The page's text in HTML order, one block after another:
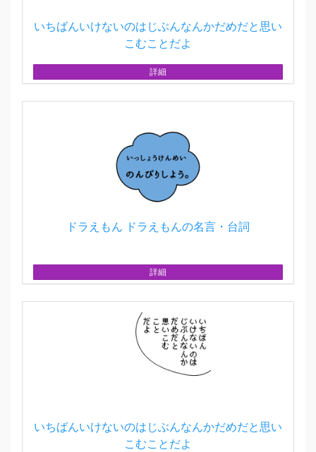
いちばんいけないのはじぶんなんかだめだと思い
こむことだよ
詳細
ドラえもん ドラえもんの名言・台詞
詳細
いちばんいけないのはじぶんなんかだめだと思い
こむことだよ